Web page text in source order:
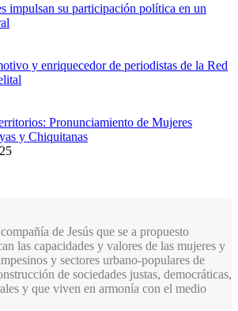
impulsan su participación política en un
y enriquecedor de periodistas de la Red
Pronunciamiento de Mujeres
y Chiquitanas
de Jesús que se a propuesto
las capacidades y valores de las mujeres y
y sectores urbano-populares de
de sociedades justas, democráticas,
y que viven en armonía con el medio